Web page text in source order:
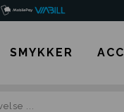
SMYKKER